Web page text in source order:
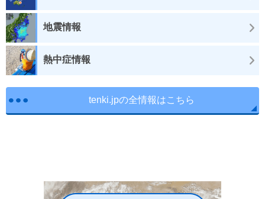
地震情報
熱中症情報
tenki.jpの全情報はこちら